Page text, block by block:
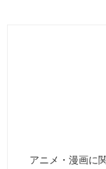
アニメ・漫画に